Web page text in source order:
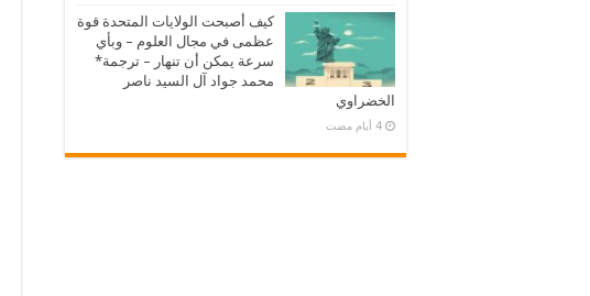
كيف أصبحت الولايات المتحدة قوة
عظمى في مجال العلوم – وبأي
سرعة يمكن أن تنهار – ترجمة*
محمد جواد آل السيد ناصر
الخضراوي